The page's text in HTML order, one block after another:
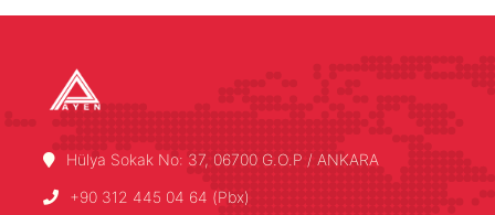
Hülya Sokak No: 37, 06700 G.O.P / ANKARA
+90 312 445 04 64 (Pbx)